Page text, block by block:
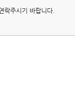
락주시기 바랍니다.